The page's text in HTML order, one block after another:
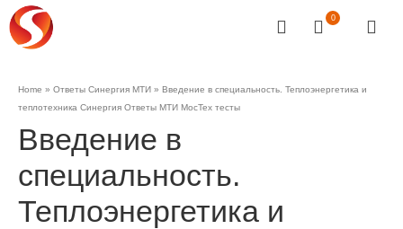
0
Home » Ответы Синергия МТИ » Введение в специальность. Теплоэнергетика и
теплотехника Синергия Ответы МТИ МосТех тесты
Введение в
специальность.
Теплоэнергетика и